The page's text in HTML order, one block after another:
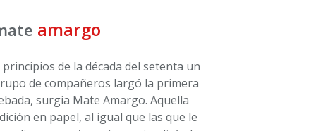
amargo
principios de la década del setenta un
de compañeros largó la primera
surgía Mate Amargo. Aquella
en papel, al igual que las que le